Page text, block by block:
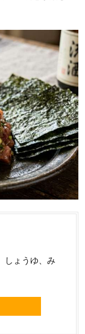
しょうゆ、み